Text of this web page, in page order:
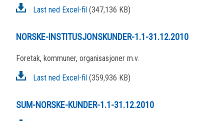
Last ned Excel-fil (347,136 KB)
NORSKE-INSTITUSJONSKUNDER-1.1-31.12.2010
Foretak, kommuner, organisasjoner m.v.
Last ned Excel-fil (359,936 KB)
SUM-NORSKE-KUNDER-1.1-31.12.2010